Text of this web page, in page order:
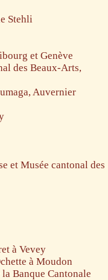
Stehli
et Genève
des Beaux-Arts,
Auvernier
et Musée cantonal des
à Vevey
à Moudon
Banque Cantonale